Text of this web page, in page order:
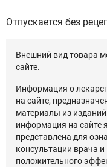
Отпускается без
Внешний вид товара
сайте.
Информация о
на сайте,
материалы из
информация на сайте
представлена для
консультации врача
положительного